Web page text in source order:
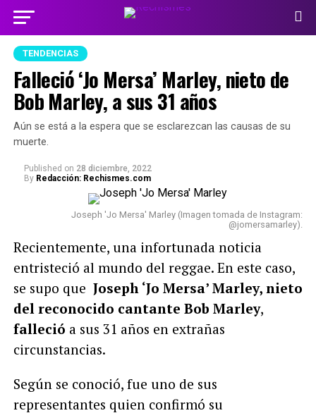
TENDENCIAS
Falleció ‘Jo Mersa’ Marley, nieto de
Bob Marley, a sus 31 años
Aún se está a la espera que se esclarezcan las causas de su
muerte.
Published on 28 diciembre, 2022
By Redacción: Rechismes.com
Joseph 'Jo Mersa' Marley (Imagen tomada de Instagram:
@jomersamarley).
Recientemente, una infortunada noticia
entristeció al mundo del reggae. En este caso,
se supo que Joseph ‘Jo Mersa’ Marley, nieto
del reconocido cantante Bob Marley,
falleció a sus 31 años en extrañas
circunstancias.
Según se conoció, fue uno de sus
representantes quien confirmó su